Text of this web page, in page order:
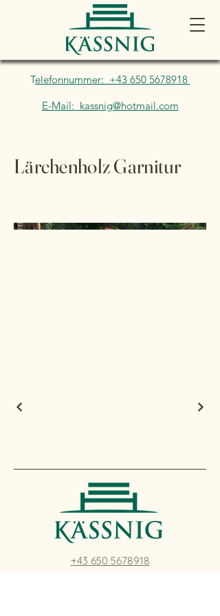
Telefonnummer: +43 650 5678918
E-Mail: kassnig@hotmail.com
Lärchenholz Garnitur
+43 650 5678918